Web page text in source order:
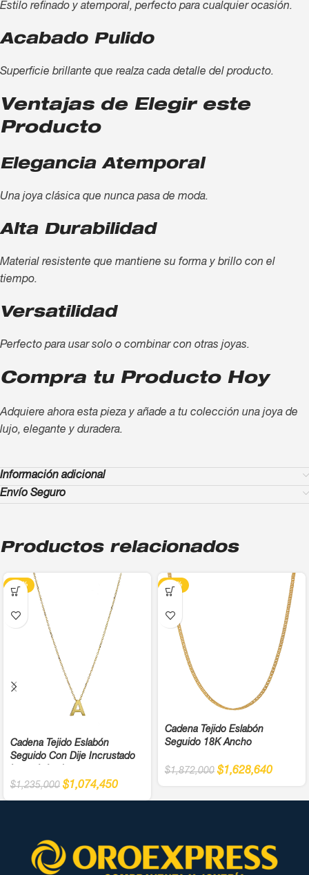
Estilo refinado y atemporal, perfecto para cualquier ocasión.
Acabado Pulido
Superficie brillante que realza cada detalle del producto.
Ventajas de Elegir este
Producto
Elegancia Atemporal
Una joya clásica que nunca pasa de moda.
Alta Durabilidad
Material resistente que mantiene su forma y brillo con el
tiempo.
Versatilidad
Perfecto para usar solo o combinar con otras joyas.
Compra tu Producto Hoy
Adquiere ahora esta pieza y añade a tu colección una joya de
lujo, elegante y duradera.
Información adicional
Envío Seguro
Productos relacionados
-13%
Cadena Tejido Eslabón
Seguido Con Dije Incrustado
$1,235,000 $1,074,450
-13%
Cadena Tejido Eslabón
Seguido 18K Ancho
$1,872,000 $1,628,640